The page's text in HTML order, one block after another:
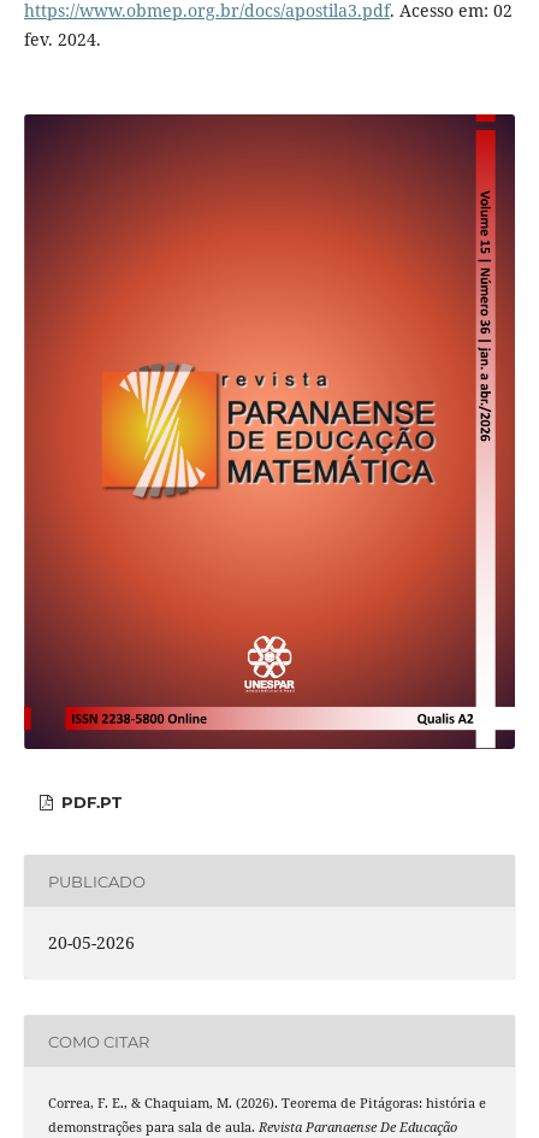
https://www.obmep.org.br/docs/apostila3.pdf. Acesso em: 02
fev. 2024.
PDF.PT
PUBLICADO
20-05-2026
COMO CITAR
Correa, F. E., & Chaquiam, M. (2026). Teorema de Pitágoras: história e
demonstrações para sala de aula. Revista Paranaense De Educação